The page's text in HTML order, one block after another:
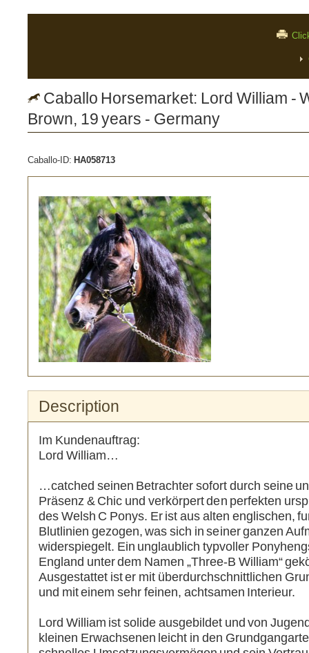
Caballo Horsemarket: Lord William -
Brown, 19 years - Germany
Caballo-ID: HA058713
Remove Image for printing
Description
Im Kundenauftrag:
Lord William…
…catched seinen Betrachter sofort durch seine
Präsenz & Chic und verkörpert den perfekten
des Welsh C Ponys. Er ist aus alten englischen,
Blutlinien gezogen, was sich in seiner ganzen
widerspiegelt. Ein unglaublich typvoller
England unter dem Namen „Three-B William“
Ausgestattet ist er mit überdurchschnittlichen
und mit einem sehr feinen, achtsamen Interieur.
Lord William ist solide ausgebildet und von
kleinen Erwachsenen leicht in den